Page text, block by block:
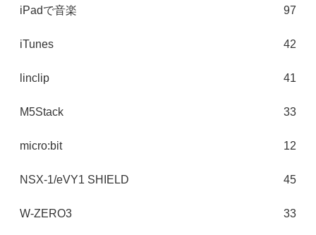
iPadで音楽 97
iTunes 42
linclip 41
M5Stack 33
micro:bit 12
NSX-1/eVY1 SHIELD 45
W-ZERO3 33